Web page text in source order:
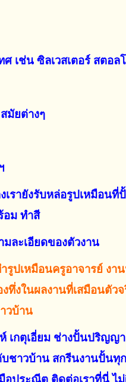
เช่น ซิลเวสเตอร์ สตอล
มัยต่างๆ
รายังรับหล่อรูปเหมือน
อม ทำสี
มละเอียดของตัวงาน
รูปเหมือนครูอาจารย์ ง
ทึ่งในผลงานที่เสมือนตัว
วบ้าน
เกตุเอี่ยม ช่างปั้นปริญ
ชาวบ้าน สกรีนงานปั้นทุ
ประณีต ติดต่อเราที่นี่ ไ